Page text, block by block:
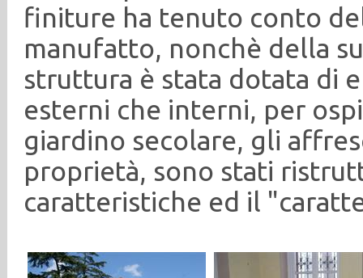
finiture ha tenuto conto
manufatto, nonchè della
struttura è stata dotata di
esterni che interni, per
giardino secolare, gli
proprietà, sono stati
caratteristiche ed il